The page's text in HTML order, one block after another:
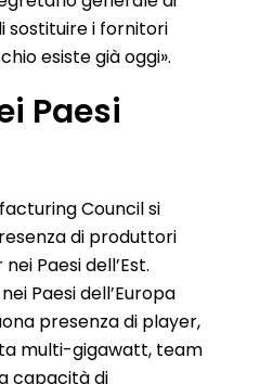
sostituire i fornitori
esiste già oggi».
Paesi
Council si
di produttori
Paesi dell’Est.
Paesi dell’Europa
presenza di player,
multi-gigawatt, team
capacità di